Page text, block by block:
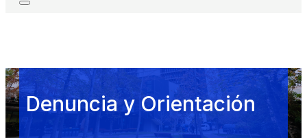
Denuncia y Orientación